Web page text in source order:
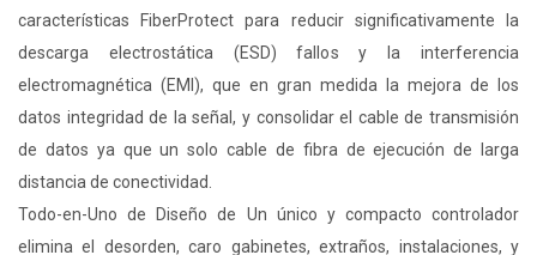
características FiberProtect para reducir significativamente la
descarga electrostática (ESD) fallos y la interferencia
electromagnética (EMI), que en gran medida la mejora de los
datos integridad de la señal, y consolidar el cable de transmisión
de datos ya que un solo cable de fibra de ejecución de larga
distancia de conectividad.
Todo-en-Uno de Diseño de Un único y compacto controlador
elimina el desorden, caro gabinetes, extraños, instalaciones, y